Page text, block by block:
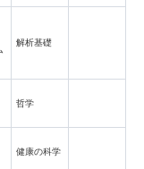
解析基礎
哲学
健康の科学